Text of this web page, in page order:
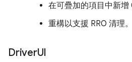
在可疊加的項目中新增
重構以支援 RRO 清理。
DriverUI